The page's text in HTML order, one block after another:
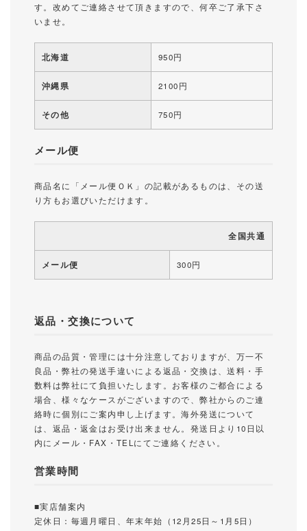
す。改めてご連絡させて頂きますので、何卒ご了承下さ
いませ。
北海道 950円
沖縄県 2100円
その他 750円
メール便
商品名に「メール便ＯＫ」の記載があるものは、その送
り方もお選びいただけます。
全国共通
メール便 300円
返品・交換について
商品の品質・管理には十分注意しておりますが、万一不
良品・弊社の発送手違いによる返品・交換は、送料・手
数料は弊社にて負担いたします。お客様のご都合による
場合、様々なケースがございますので、弊社からのご連
絡時に個別にご案内申し上げます。海外発送について
は、返品・返金はお受け出来ません。発送日より10日以
内にメール・FAX・TELにてご連絡ください。
営業時間
■実店舗案内
定休日：毎週月曜日、年末年始（12月25日～1月5日）